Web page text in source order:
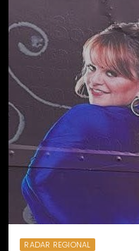
RADAR REGIONAL